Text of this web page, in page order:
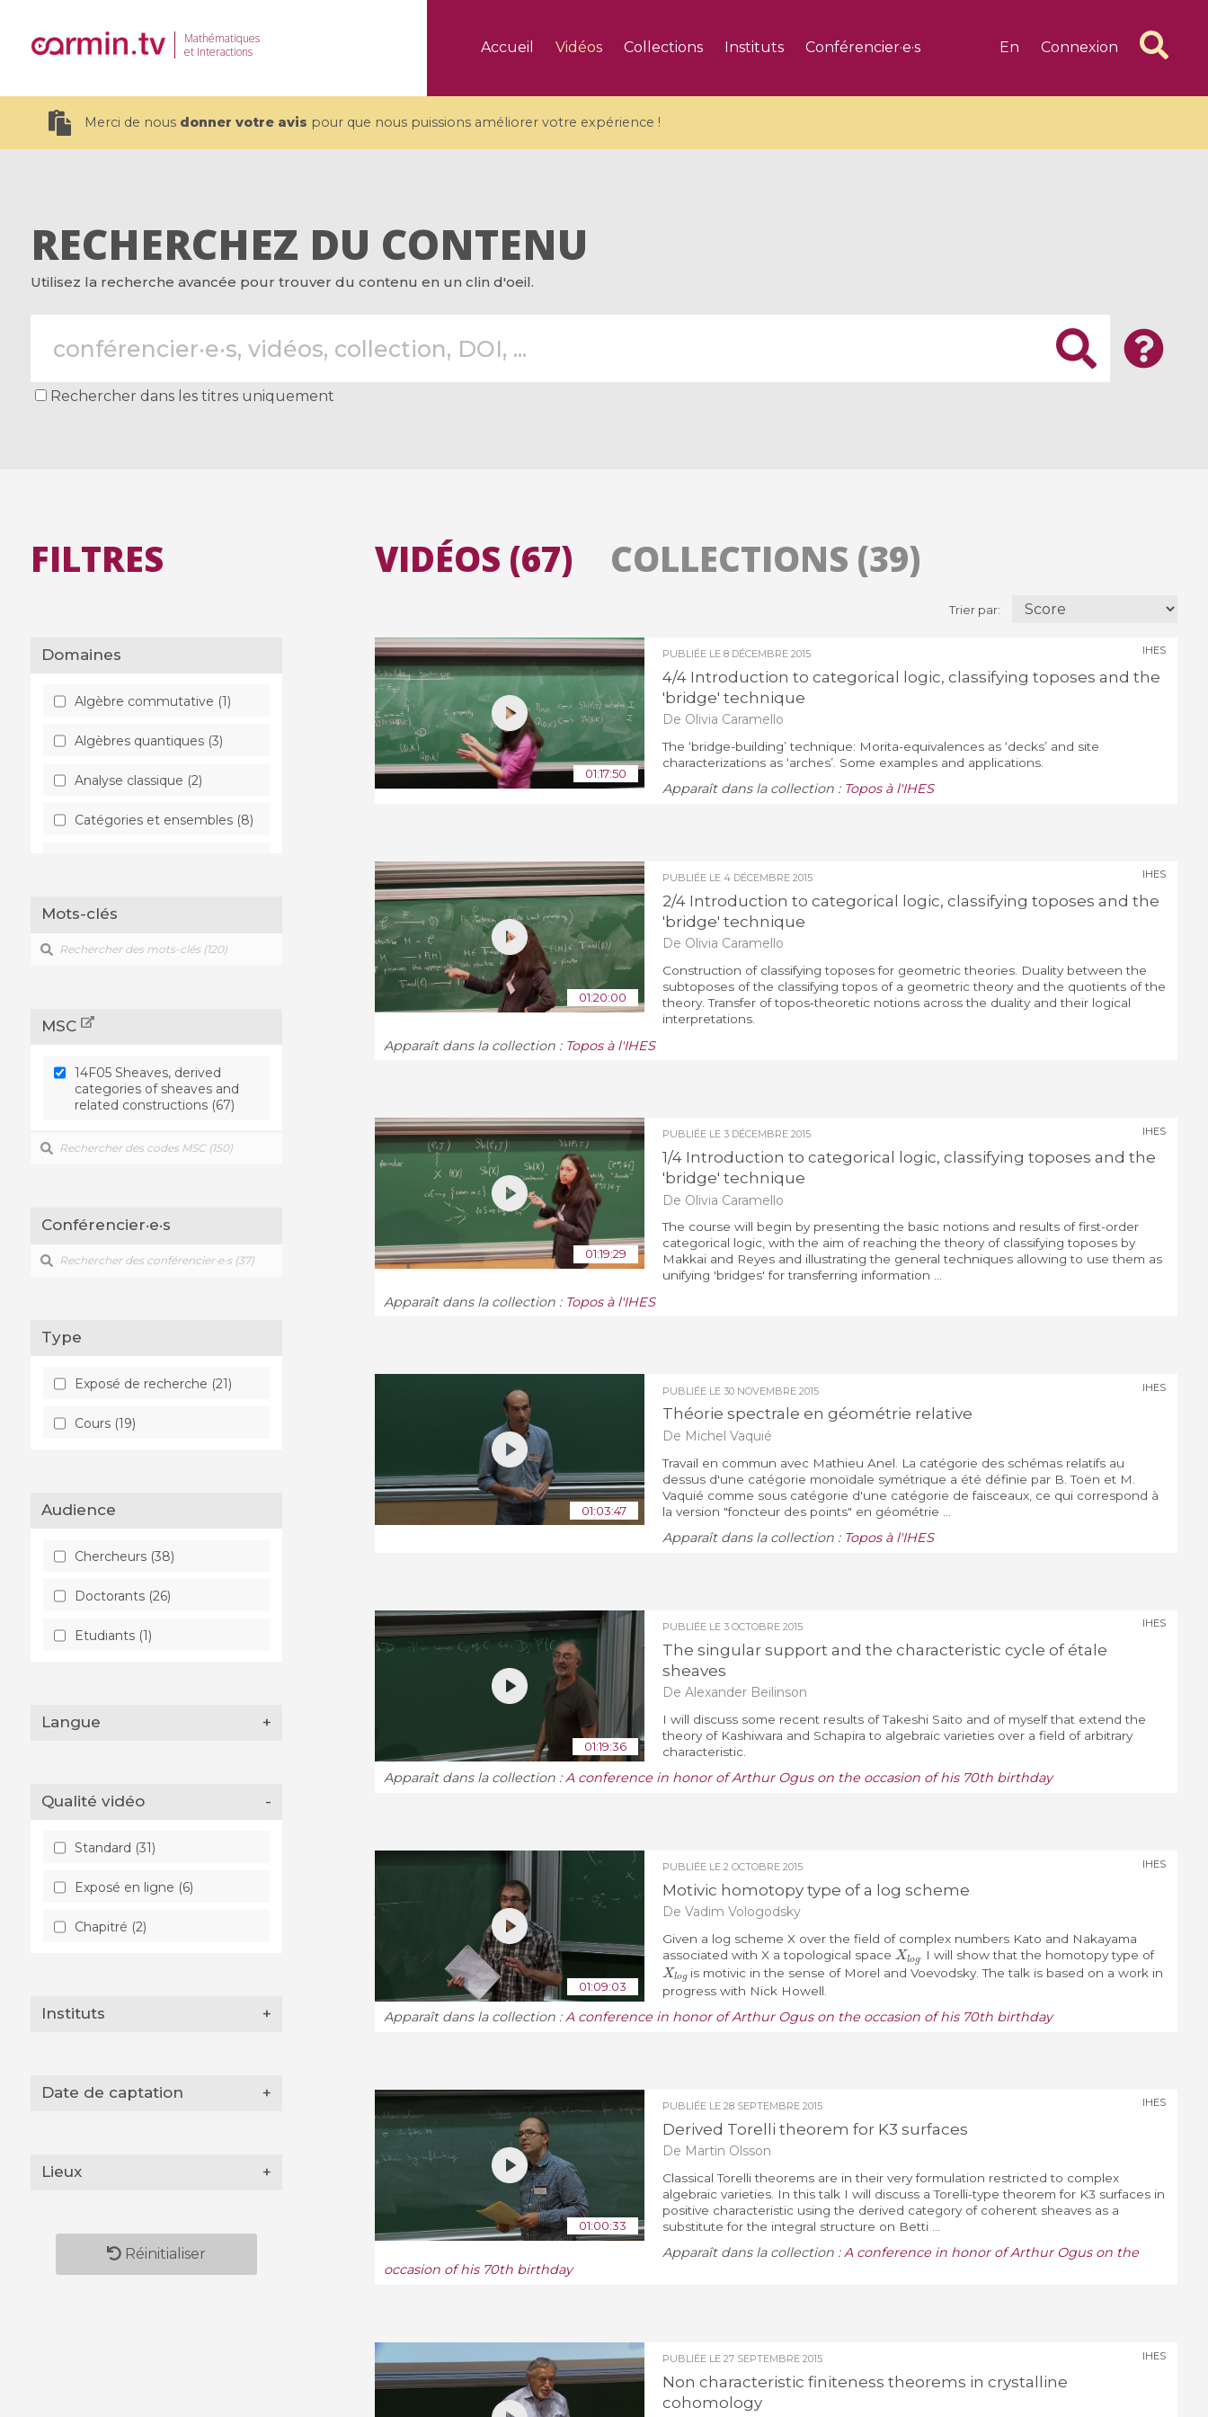
Mathématiques
et Interactions
Accueil Vidéos Collections Instituts Conférencier·e·s En Connexion
Merci de nous donner votre avis pour que nous puissions améliorer votre expérience !
19 videos
CEMRACS 2026 : Modeling and AI
Recherche Avancée en Calcul
5 videos
Coulomb branches and affine
affines
Introduction to Dissipative
Dynamical Systems in Infinite
RECHERCHEZ DU CONTENU
Utilisez la recherche avancée pour trouver du contenu en un clin d'oeil.
Rechercher dans les titres uniquement
FILTRES
Domaines
Algèbre commutative (1)
Algèbres quantiques (3)
Analyse classique (2)
Catégories et ensembles (8)
Logique (4)
Energies (7)
Physique mathématique (8)
Théorie des nombres (6)
Mots-clés
MSC
14F05 Sheaves, derived
categories of sheaves and
related constructions (67)
Conférencier·e·s
Type
Exposé de recherche (21)
Cours (19)
Audience
Chercheurs (38)
Doctorants (26)
Etudiants (1)
Langue +
Qualité vidéo -
Standard (31)
Exposé en ligne (6)
Chapitré (2)
Instituts +
Date de captation +
Lieux +
Réinitialiser
Trier par:
VIDÉOS (67)
01:17:50
PUBLIÉE LE 8 DÉCEMBRE 2015
4/4 Introduction to categorical logic, classifying toposes and the
'bridge' technique
De Olivia Caramello
IHES
The ‘bridge-building’ technique: Morita-equivalences as ‘decks’ and site
characterizations as ‘arches’. Some examples and applications.
Apparaît dans la collection : Topos à l'IHES
01:20:00
PUBLIÉE LE 4 DÉCEMBRE 2015
2/4 Introduction to categorical logic, classifying toposes and the
'bridge' technique
De Olivia Caramello
IHES
Construction of classifying toposes for geometric theories. Duality between the
subtoposes of the classifying topos of a geometric theory and the quotients of the
theory. Transfer of topos‐theoretic notions across the duality and their logical
interpretations.
Apparaît dans la collection : Topos à l'IHES
01:19:29
PUBLIÉE LE 3 DÉCEMBRE 2015
1/4 Introduction to categorical logic, classifying toposes and the
'bridge' technique
De Olivia Caramello
IHES
The course will begin by presenting the basic notions and results of first-order
categorical logic, with the aim of reaching the theory of classifying toposes by
Makkai and Reyes and illustrating the general techniques allowing to use them as
unifying 'bridges' for transferring information ...
Apparaît dans la collection : Topos à l'IHES
01:03:47
PUBLIÉE LE 30 NOVEMBRE 2015
Théorie spectrale en géométrie relative
De Michel Vaquié
IHES
Travail en commun avec Mathieu Anel. La catégorie des schémas relatifs au
dessus d'une catégorie monoïdale symétrique a été définie par B. Toën et M.
Vaquié comme sous catégorie d'une catégorie de faisceaux, ce qui correspond à
la version "foncteur des points" en géométrie ...
Apparaît dans la collection : Topos à l'IHES
01:19:36
PUBLIÉE LE 3 OCTOBRE 2015
The singular support and the characteristic cycle of étale
sheaves
De Alexander Beilinson
IHES
I will discuss some recent results of Takeshi Saito and of myself that extend the
theory of Kashiwara and Schapira to algebraic varieties over a field of arbitrary
characteristic.
Apparaît dans la collection :A conference in honor of Arthur Ogus on the occasion of his 70th birthday
01:09:03
PUBLIÉE LE 2 OCTOBRE 2015
Motivic homotopy type of a log scheme
De Vadim Vologodsky
IHES
Given a log scheme X over the field of complex numbers Kato and Nakayama
associated with X a topological space Xlo g
. I will show that the homotopy type of
Xlog
is motivic in the sense of Morel and Voevodsky. The talk is based on a work in
progress with Nick Howell.
Apparaît dans la collection :A conference in honor of Arthur Ogus on the occasion of his 70th birthday
01:00:33
PUBLIÉE LE 28 SEPTEMBRE 2015
Derived Torelli theorem for K3 surfaces
De Martin Olsson
IHES
Classical Torelli theorems are in their very formulation restricted to complex
algebraic varieties. In this talk I will discuss a Torelli-type theorem for K3 surfaces in
positive characteristic using the derived category of coherent sheaves as a
substitute for the integral structure on Betti ...
Apparaît dans la collection :A conference in honor of Arthur Ogus on the
occasion of his 70th birthday
PUBLIÉE LE 27 SEPTEMBRE 2015
Non characteristic finiteness theorems in crystalline
cohomology
IHES
COLLECTIONS (39)